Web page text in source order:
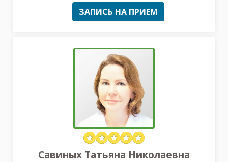
ЗАПИСЬ НА ПРИЕМ
Савиных Татьяна Николаевна